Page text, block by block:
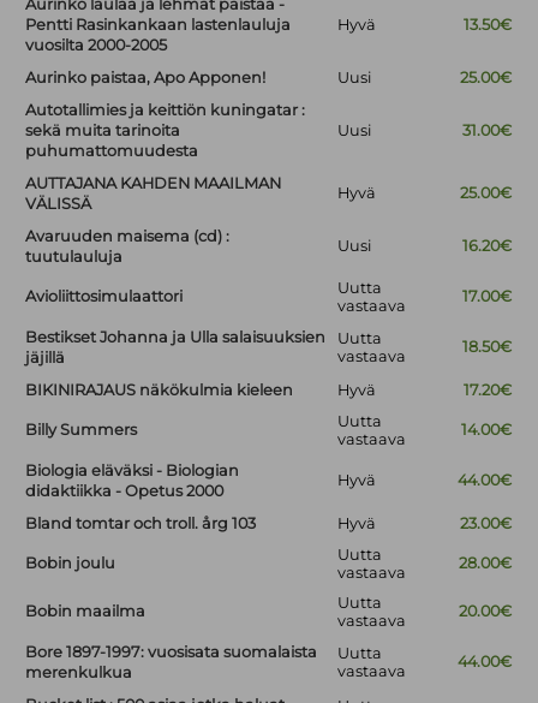
Aurinko laulaa ja lehmät paistaa -
Pentti Rasinkankaan lastenlauluja
vuosilta 2000-2005
Hyvä 13.50€
Aurinko paistaa, Apo Apponen! Uusi
25.00€
Autotallimies ja keittiön kuningatar :
sekä muita tarinoita
puhumattomuudesta
Uusi 31.00€
AUTTAJANA KAHDEN MAAILMAN
VÄLISSÄ
Hyvä 25.00€
Avaruuden maisema (cd) :
tuutulauluja
Uusi 16.20€
Avioliittosimulaattori
Uutta
vastaava
17.00€
Bestikset Johanna ja Ulla salaisuuksien
jäjillä
Uutta
vastaava
18.50€
BIKINIRAJAUS näkökulmia kieleen Hyvä 17.20€
Billy Summers
Uutta
vastaava
14.00€
Biologia eläväksi - Biologian
didaktiikka - Opetus 2000
Hyvä 44.00€
Bland tomtar och troll. årg 103 Hyvä 23.00€
Bobin joulu
Uutta
vastaava
28.00€
Bobin maailma
Uutta
vastaava
20.00€
Bore 1897-1997: vuosisata suomalaista
merenkulkua
Uutta
vastaava
44.00€